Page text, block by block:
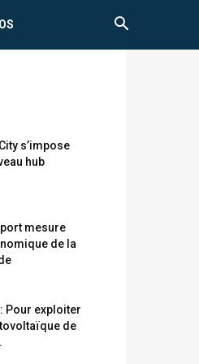
s’impose
hub
mesure
de la
Pour exploiter
de